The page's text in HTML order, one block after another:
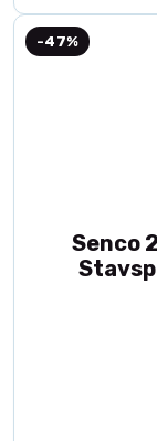
-47%
Senco